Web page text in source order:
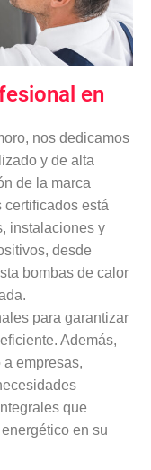
en
nos dedicamos
y de alta
de la marca
certificados está
instalaciones y
desde
bombas de calor
para garantizar
Además,
empresas,
que
en su